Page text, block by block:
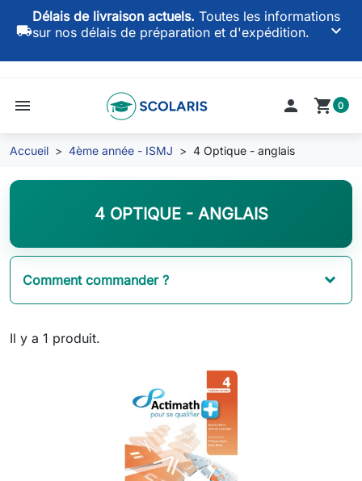
local_shipping
Délais de livraison actuels. Toutes les informations
sur nos délais de préparation et d'expédition.
keyboard_arrow_down
menu  shopping_cart 0
Accueil 4ème année - ISMJ 4 Optique - anglais
4 OPTIQUE - ANGLAIS
Comment commander ?
Il y a 1 produit.